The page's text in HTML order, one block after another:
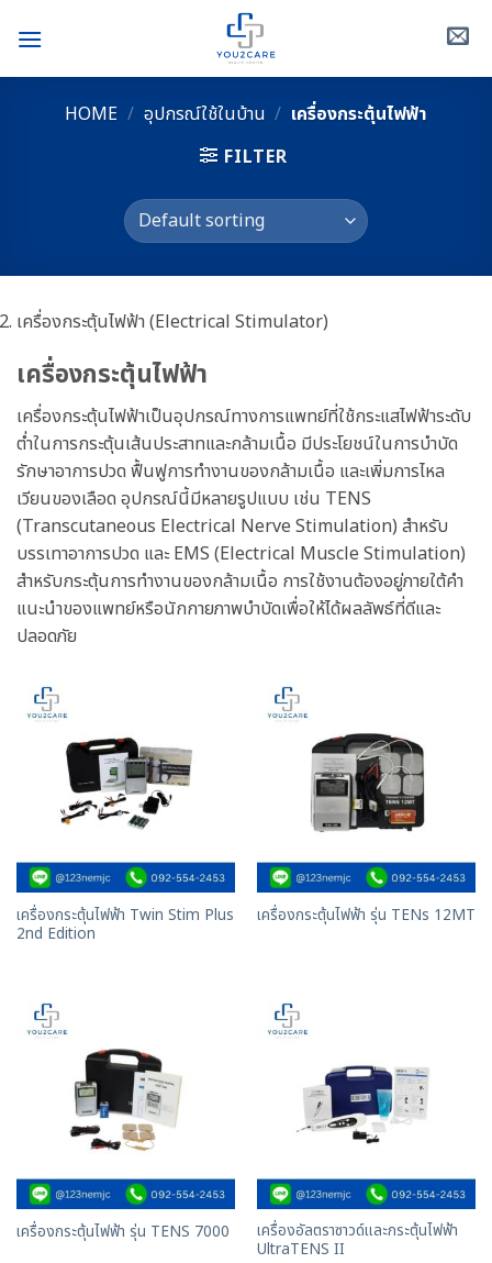
HOME / อุปกรณ์ใช้ในบ้าน / เครื่องกระตุ้นไฟฟ้า
FILTER
เครื่องกระตุ้นไฟฟ้า (Electrical Stimulator)
เครื่องกระตุ้นไฟฟ้า
เครื่องกระตุ้นไฟฟ้าเป็นอุปกรณ์ทางการแพทย์ที่ใช้กระแสไฟฟ้าระดับ
ต่ำในการกระตุ้นเส้นประสาทและกล้ามเนื้อ มีประโยชน์ในการบำบัด
รักษาอาการปวด ฟื้นฟูการทำงานของกล้ามเนื้อ และเพิ่มการไหล
เวียนของเลือด อุปกรณ์นี้มีหลายรูปแบบ เช่น TENS
(Transcutaneous Electrical Nerve Stimulation) สำหรับ
บรรเทาอาการปวด และ EMS (Electrical Muscle Stimulation)
สำหรับกระตุ้นการทำงานของกล้ามเนื้อ การใช้งานต้องอยู่ภายใต้คำ
แนะนำของแพทย์หรือนักกายภาพบำบัดเพื่อให้ได้ผลลัพธ์ที่ดีและ
ปลอดภัย
เครื่องกระตุ้นไฟฟ้า Twin Stim Plus
2nd Edition
เครื่องกระตุ้นไฟฟ้า รุ่น TENs 12MT
เครื่องกระตุ้นไฟฟ้า รุ่น TENS 7000
เครื่องอัลตราซาวด์และกระตุ้นไฟฟ้า
UltraTENS II